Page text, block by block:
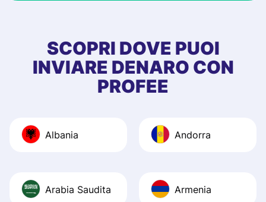
first started
app, and they
quick to provide
Recommend it!
SCOPRI DOVE PUOI
INVIARE DENARO CON
PROFEE
Albania Andorra
Arabia Saudita Armenia